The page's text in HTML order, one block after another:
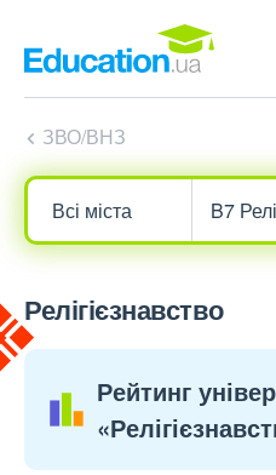
ЗВО/ВНЗ
Релігієзнавство
Рейтинг